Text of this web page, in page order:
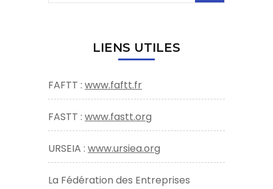
LIENS UTILES
FAFTT : www.faftt.fr
FASTT : www.fastt.org
URSEIA : www.ursiea.org
La Fédération des Entreprises